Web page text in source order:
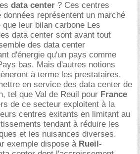
data center ? Ces centres
données représentent un marché
leur bilan carbone Les
data center sont avant tout
des data center
d'énergie qu'un pays comme
bas. Mais d'autres notions
à terme les prestataires.
en service des data center de
tel que Val de Reuil pour France
de ce secteur exploitent à la
centres exitants en limitant au
tendant à réduire les
et les nuisances diverses.
exemple dispose à Rueil-